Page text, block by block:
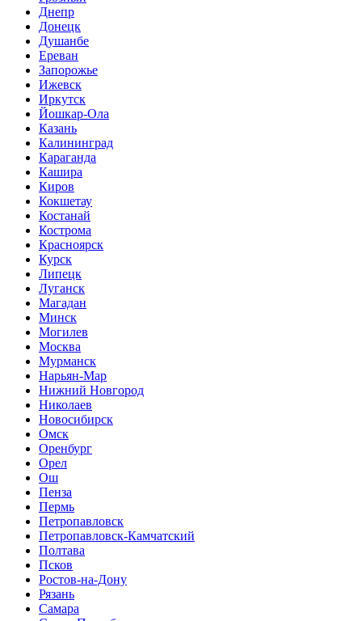
Днепр
Донецк
Душанбе
Ереван
Запорожье
Ижевск
Иркутск
Йошкар-Ола
Казань
Калининград
Караганда
Кашира
Киров
Кокшетау
Костанай
Кострома
Красноярск
Курск
Липецк
Луганск
Магадан
Минск
Могилев
Москва
Мурманск
Нарьян-Мар
Нижний Новгород
Николаев
Новосибирск
Омск
Оренбург
Орел
Ош
Пенза
Пермь
Петропавловск
Петропавловск-Камчатский
Полтава
Псков
Ростов-на-Дону
Рязань
Самара